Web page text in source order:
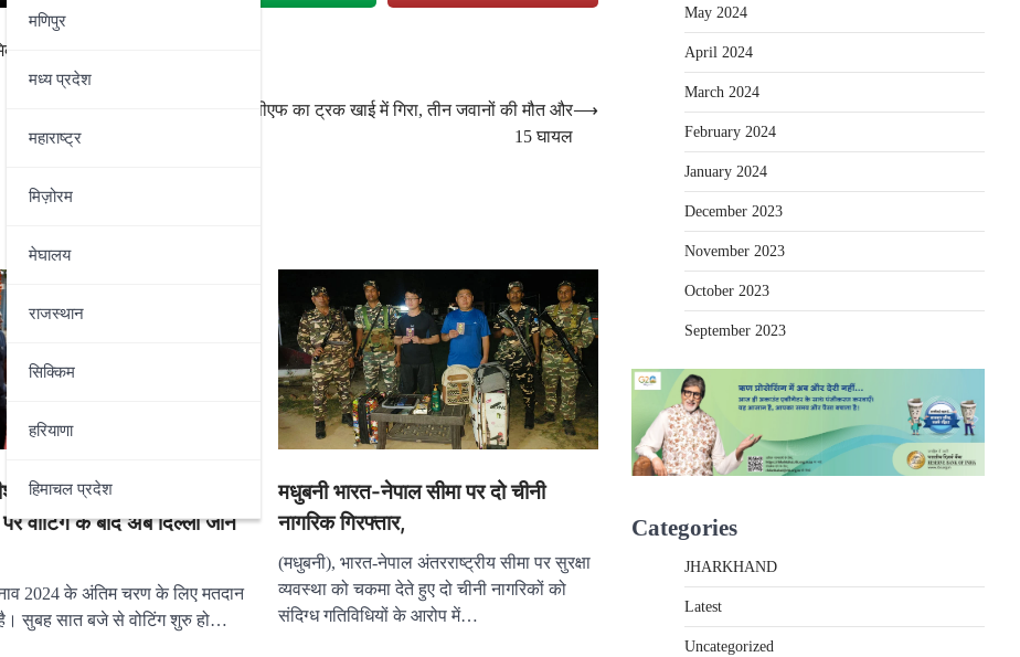
मणिपुर
मध्‍य प्रदेश
महाराष्‍ट्र
मिज़ोरम
मेघालय
राजस्थान
सिक्किम
हरियाणा
हिमाचल प्रदेश
जम्मू के उधमपुर में सीआरपीएफ का ट्रक खाई में गिरा, तीन जवानों की मौत और
15 घायल
⟶
ने बख्तियारपुर में किया मतदान,
वोटिंग के बाद अब दिल्ली जाने
2024 के अंतिम चरण के लिए मतदान
सुबह सात बजे से वोटिंग शुरु हो…
मधुबनी भारत-नेपाल सीमा पर दो चीनी
नागरिक गिरफ्तार,
(मधुबनी), भारत-नेपाल अंतरराष्ट्रीय सीमा पर सुरक्षा
व्यवस्था को चकमा देते हुए दो चीनी नागरिकों को
संदिग्ध गतिविधियों के आरोप में…
May 2024
April 2024
March 2024
February 2024
January 2024
December 2023
November 2023
October 2023
September 2023
Categories
JHARKHAND
Latest
Uncategorized